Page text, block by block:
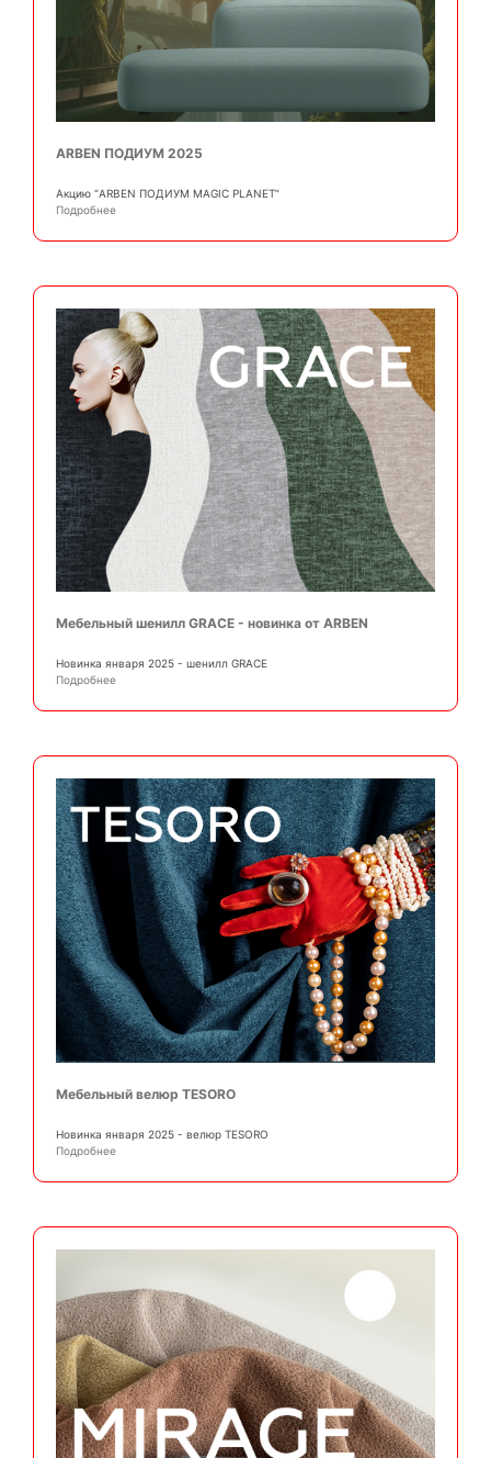
ARBEN ПОДИУМ 2025
Акцию “ARBEN ПОДИУМ MAGIC PLANET”
Подробнее
Мебельный шенилл GRACE - новинка от ARBEN
Новинка января 2025 - шенилл GRACE
Подробнее
Мебельный велюр TESORO
Новинка января 2025 - велюр TESORO
Подробнее